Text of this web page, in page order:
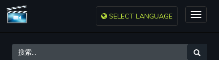
Toggle
SELECT LANGUAGE